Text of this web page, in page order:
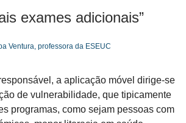
exames adicionais”
Ventura, professora da ESEUC
a aplicação móvel dirige-se
de vulnerabilidade, que tipicamente
programas, como sejam pessoas com